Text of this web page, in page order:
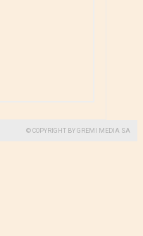
© COPYRIGHT BY GREMI MEDIA SA